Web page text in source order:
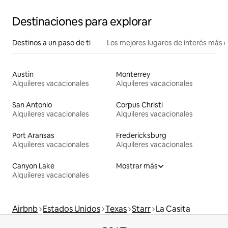
Destinaciones para explorar
Destinos a un paso de ti Los mejores lugares de interés más
Austin
Alquileres vacacionales
Monterrey
Alquileres vacacionales
San Antonio
Alquileres vacacionales
Corpus Christi
Alquileres vacacionales
Port Aransas
Alquileres vacacionales
Fredericksburg
Alquileres vacacionales
Canyon Lake
Alquileres vacacionales
Mostrar más
Airbnb Estados Unidos Texas Starr La Casita